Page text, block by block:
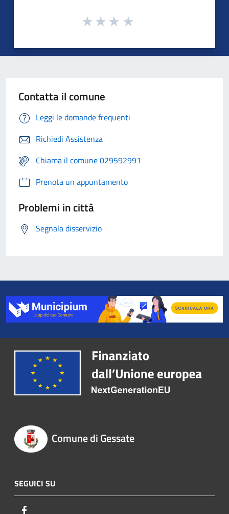
Contatta il comune
Leggi le domande frequenti
Richiedi Assistenza
Chiama il comune 029592991
Prenota un appuntamento
Problemi in città
Segnala disservizio
Comune di Gessate
SEGUICI SU